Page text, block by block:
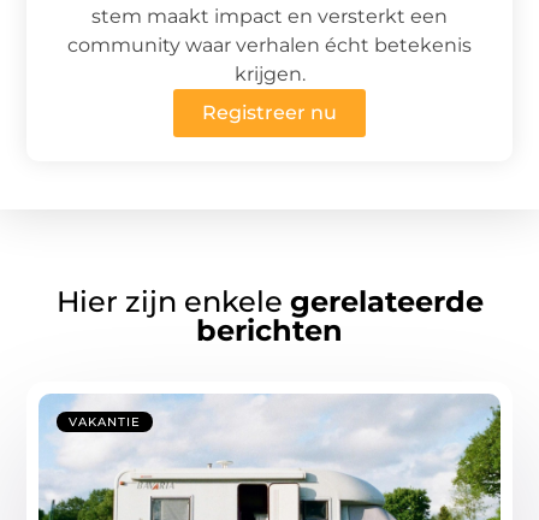
stem maakt impact en versterkt een
community waar verhalen écht betekenis
krijgen.
Registreer nu
Hier zijn enkele gerelateerde
berichten
VAKANTIE